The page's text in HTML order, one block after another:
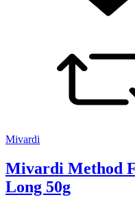
Mivardi
Mivardi Method
Long 50g